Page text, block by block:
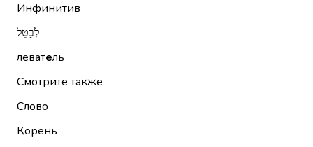
Инфинитив
לְבַטֵּל
леватель
Смотрите также
Слово
Корень